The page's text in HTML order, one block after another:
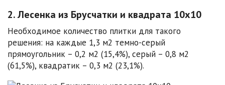
2. Лесенка из Брусчатки и квадрата 10х10
Необходимое количество плитки для такого
решения: на каждые 1,3 м2 темно-серый
прямоугольник – 0,2 м2 (15,4%), серый – 0,8 м2
(61,5%), квадратик – 0,3 м2 (23,1%).